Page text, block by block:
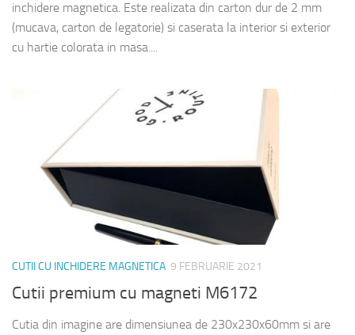
inchidere magnetica. Este realizata din carton dur de 2 mm
(mucava, carton de legatorie) si caserata la interior si exterior
cu hartie colorata in masa....
CUTII CU INCHIDERE MAGNETICA 9 FEBRUARIE 2021
Cutii premium cu magneti M6172
Cutia din imagine are dimensiunea de 230x230x60mm si are